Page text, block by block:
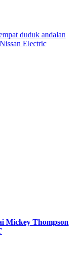
duduk andalan
Electric
Mickey Thompson